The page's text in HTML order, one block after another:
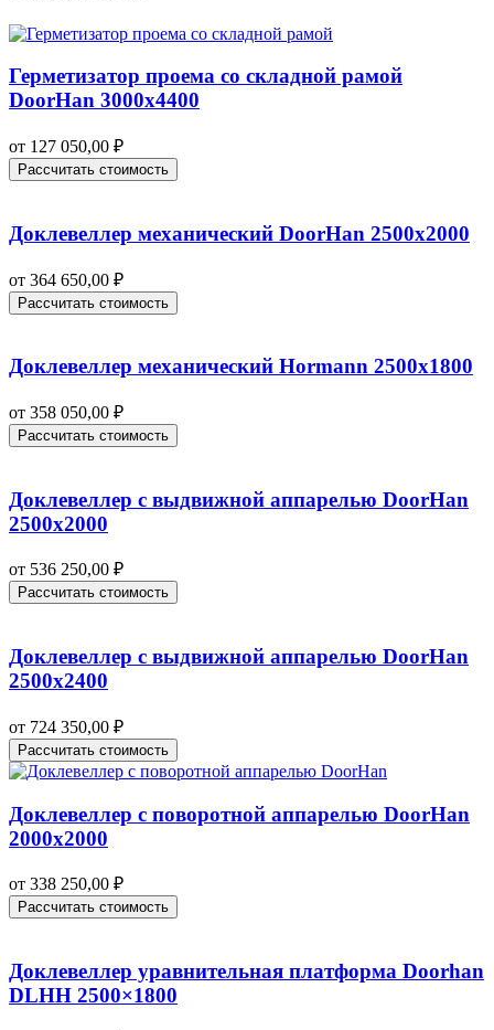
Герметизатор проема со складной рамой
DoorHan 3000х4400
от 127 050,00 ₽
Рассчитать стоимость
Доклевеллер механический DoorHan 2500х2000
от 364 650,00 ₽
Рассчитать стоимость
Доклевеллер механический Hormann 2500х1800
от 358 050,00 ₽
Рассчитать стоимость
Доклевеллер с выдвижной аппарелью DoorHan
2500х2000
от 536 250,00 ₽
Рассчитать стоимость
Доклевеллер с выдвижной аппарелью DoorHan
2500х2400
от 724 350,00 ₽
Рассчитать стоимость
Доклевеллер с поворотной аппарелью DoorHan
2000х2000
от 338 250,00 ₽
Рассчитать стоимость
Доклевеллер уравнительная платформа Doorhan
DLHH 2500×1800